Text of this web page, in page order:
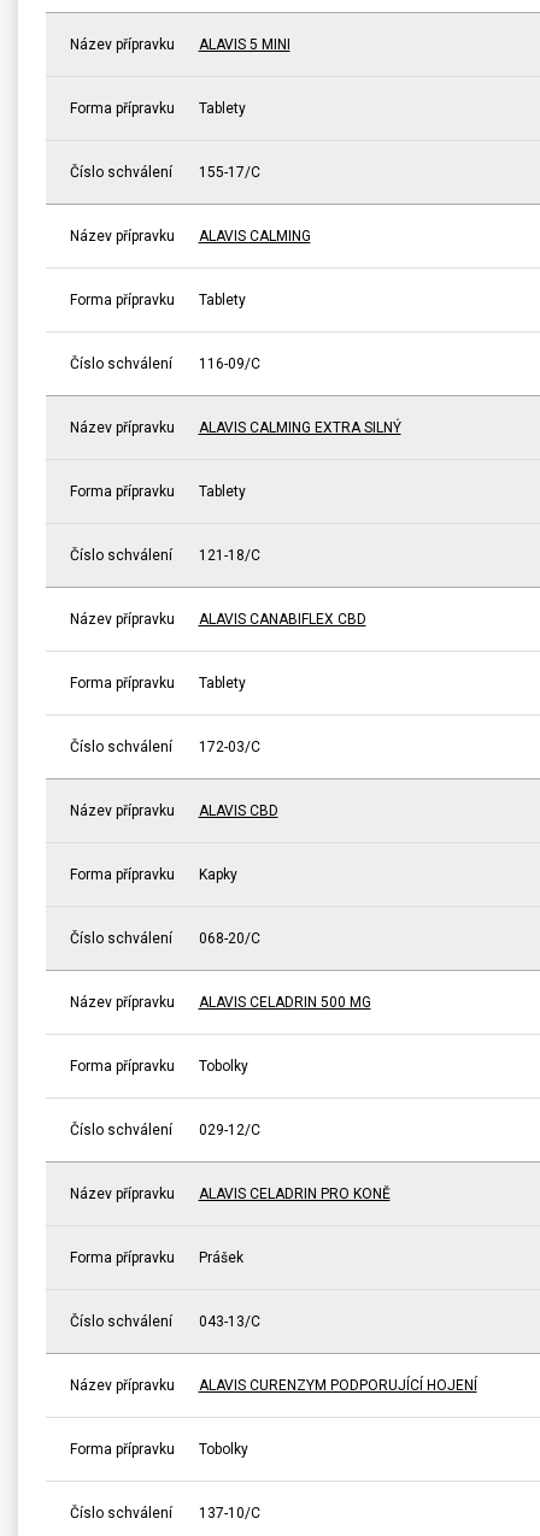
Název přípravku ALAVIS 5 MINI
Forma přípravku Tablety
Číslo schválení 155-17/C
Název přípravku ALAVIS CALMING
Forma přípravku Tablety
Číslo schválení 116-09/C
Název přípravku ALAVIS CALMING EXTRA SILNÝ
Forma přípravku Tablety
Číslo schválení 121-18/C
Název přípravku ALAVIS CANABIFLEX CBD
Forma přípravku Tablety
Číslo schválení 172-03/C
Název přípravku ALAVIS CBD
Forma přípravku Kapky
Číslo schválení 068-20/C
Název přípravku ALAVIS CELADRIN 500 MG
Forma přípravku Tobolky
Číslo schválení 029-12/C
Název přípravku ALAVIS CELADRIN PRO KONĚ
Forma přípravku Prášek
Číslo schválení 043-13/C
Název přípravku ALAVIS CURENZYM PODPORUJÍCÍ HOJENÍ
Forma přípravku Tobolky
Číslo schválení 137-10/C